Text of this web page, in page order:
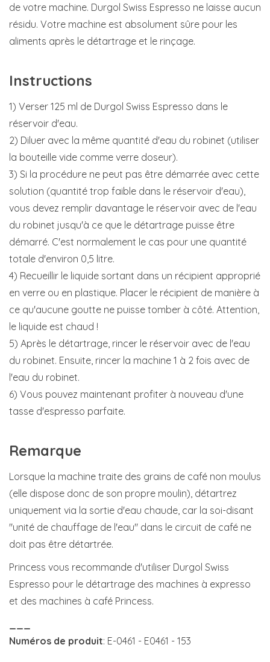
de votre machine. Durgol Swiss Espresso ne laisse aucun
résidu. Votre machine est absolument sûre pour les
aliments après le détartrage et le rinçage.
Instructions
1) Verser 125 ml de Durgol Swiss Espresso dans le
réservoir d'eau.
2) Diluer avec la même quantité d'eau du robinet (utiliser
la bouteille vide comme verre doseur).
3) Si la procédure ne peut pas être démarrée avec cette
solution (quantité trop faible dans le réservoir d'eau),
vous devez remplir davantage le réservoir avec de l'eau
du robinet jusqu'à ce que le détartrage puisse être
démarré. C'est normalement le cas pour une quantité
totale d'environ 0,5 litre.
4) Recueillir le liquide sortant dans un récipient approprié
en verre ou en plastique. Placer le récipient de manière à
ce qu'aucune goutte ne puisse tomber à côté. Attention,
le liquide est chaud !
5) Après le détartrage, rincer le réservoir avec de l'eau
du robinet. Ensuite, rincer la machine 1 à 2 fois avec de
l'eau du robinet.
6) Vous pouvez maintenant profiter à nouveau d'une
tasse d'espresso parfaite.
Remarque
Lorsque la machine traite des grains de café non moulus
(elle dispose donc de son propre moulin), détartrez
uniquement via la sortie d'eau chaude, car la soi-disant
"unité de chauffage de l'eau" dans le circuit de café ne
doit pas être détartrée.
Princess vous recommande d'utiliser Durgol Swiss
Espresso pour le détartrage des machines à expresso
et des machines à café Princess.
Numéros de produit: E-0461 - E0461 - 153